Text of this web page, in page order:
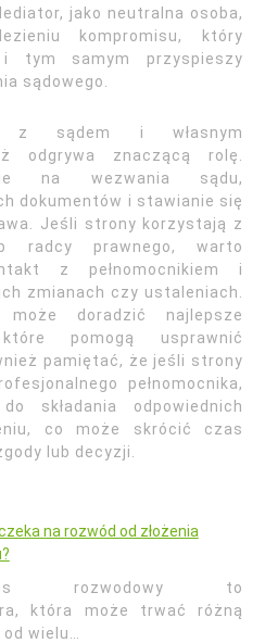
jako neutralna osoba,
kompromisu, który
tym samym przyspieszy
sądowego.
z sądem i własnym
odgrywa znaczącą rolę.
na wezwania sądu,
dokumentów i stawianie się
Jeśli strony korzystają z
radcy prawnego, warto
z pełnomocnikiem i
zmianach czy ustaleniach.
może doradzić najlepsze
pomogą usprawnić
pamiętać, że jeśli strony
pełnomocnika,
składania odpowiednich
co może skrócić czas
lub decyzji.
czeka na rozwód od złożenia
rozwodowy to
która może trwać różną
wielu…